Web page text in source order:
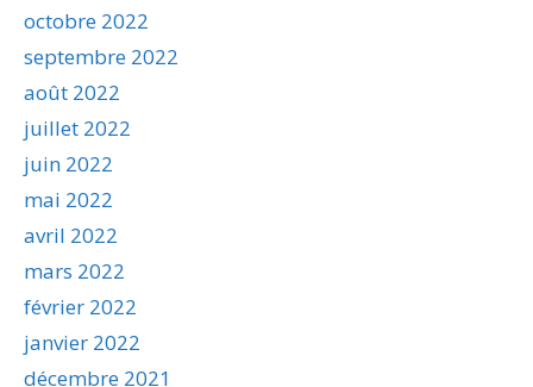
octobre 2022
septembre 2022
août 2022
juillet 2022
juin 2022
mai 2022
avril 2022
mars 2022
février 2022
janvier 2022
décembre 2021